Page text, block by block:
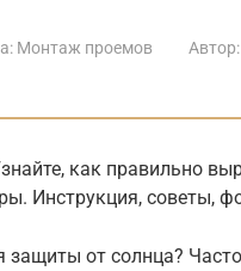
Монтаж проемов Автор:
как правильно
Инструкция, советы,
защиты от солнца?